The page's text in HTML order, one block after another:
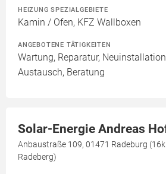
HEIZUNG SPEZIALGEBIETE
Kamin / Ofen, KFZ Wallboxen
ANGEBOTENE TÄTIGKEITEN
Wartung, Reparatur,
Austausch, Beratung
Solar-Energie Andreas
Anbaustraße 109, 01471 Radeburg
Radeberg)